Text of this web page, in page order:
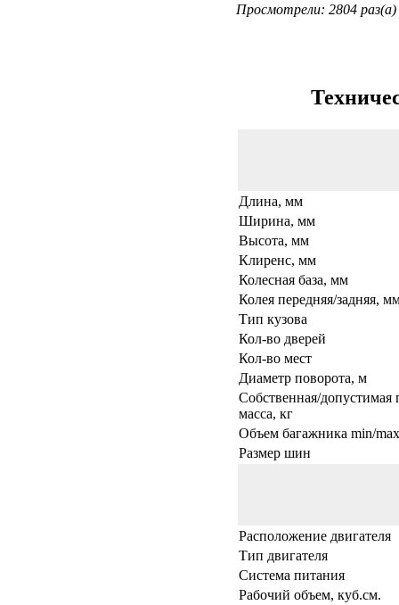
Просмотрели: 2804 раз(а)
Длина, мм
Ширина, мм
Высота, мм
Клиренс, мм
Колесная база, мм
Колея передняя/задняя,
Тип кузова
Кол-во дверей
Кол-во мест
Диаметр поворота, м
Собственная/допустимая
масса, кг
Объем багажника min/
Размер шин
Расположение двигателя
Тип двигателя
Система питания
Рабочий объем, куб.см.